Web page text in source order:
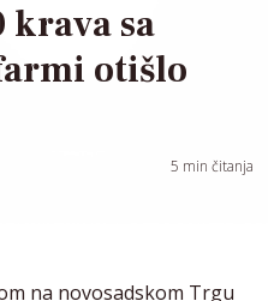
krava sa
otišlo
5 min čitanja
na novosadskom Trgu